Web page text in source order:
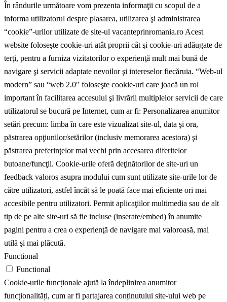
În rândurile următoare vom prezenta informaţii cu scopul de a
informa utilizatorul despre plasarea, utilizarea şi administrarea
“cookie”-urilor utilizate de site-ul vacanteprinromania.ro Acest
website foloseşte cookie-uri atât proprii cât şi cookie-uri adăugate de
terţi, pentru a furniza vizitatorilor o experienţă mult mai bună de
navigare şi servicii adaptate nevoilor şi intereselor fiecăruia. “Web-ul
modern” sau “web 2.0″ foloseşte cookie-uri care joacă un rol
important în facilitarea accesului şi livrării multiplelor servicii de care
utilizatorul se bucură pe Internet, cum ar fi: Personalizarea anumitor
setări precum: limba în care este vizualizat site-ul, data şi ora,
păstrarea opţiunilor/setărilor (inclusiv memorarea acestora) şi
păstrarea preferinţelor mai vechi prin accesarea diferitelor
butoane/funcţii. Cookie-urile oferă deţinătorilor de site-uri un
feedback valoros asupra modului cum sunt utilizate site-urile lor de
către utilizatori, astfel încât să le poată face mai eficiente ori mai
accesibile pentru utilizatori. Permit aplicaţiilor multimedia sau de alt
tip de pe alte site-uri să fie incluse (inserate/embed) în anumite
pagini pentru a crea o experienţă de navigare mai valoroasă, mai
utilă şi mai plăcută.
Functional
Functional
Cookie-urile funcționale ajută la îndeplinirea anumitor
funcționalități, cum ar fi partajarea conținutului site-ului web pe